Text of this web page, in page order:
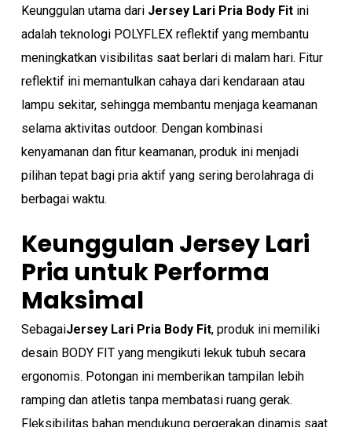
No products in the cart.
Go To Shop
Keunggulan utama dari Jersey Lari Pria Body Fitini
adalah teknologi POLYFLEX reflektif yang membantu
meningkatkan visibilitas saat berlari di malam hari. Fitur
reflektif ini memantulkan cahaya dari kendaraan atau
lampu sekitar, sehingga membantu menjaga keamanan
selama aktivitas outdoor. Dengan kombinasi
kenyamanan dan fitur keamanan, produk ini menjadi
pilihan tepat bagi pria aktif yang sering berolahraga di
berbagai waktu.
Keunggulan Jersey Lari
Pria untuk Performa
Maksimal
SebagaiJersey Lari Pria Body Fit, produk ini memiliki
desain BODY FIT yang mengikuti lekuk tubuh secara
ergonomis. Potongan ini memberikan tampilan lebih
ramping dan atletis tanpa membatasi ruang gerak.
Fleksibilitas bahan mendukung pergerakan dinamis saat